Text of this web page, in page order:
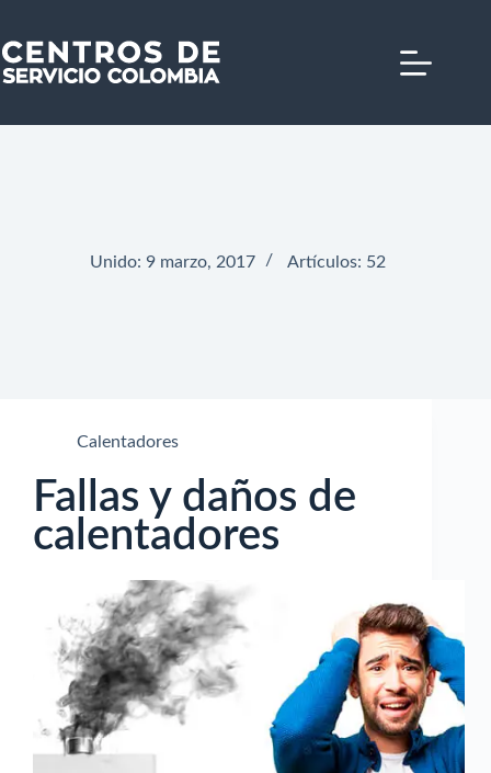
contenido
Unido: 9 marzo, 2017 Artículos: 52
Calentadores
Fallas y daños de
calentadores